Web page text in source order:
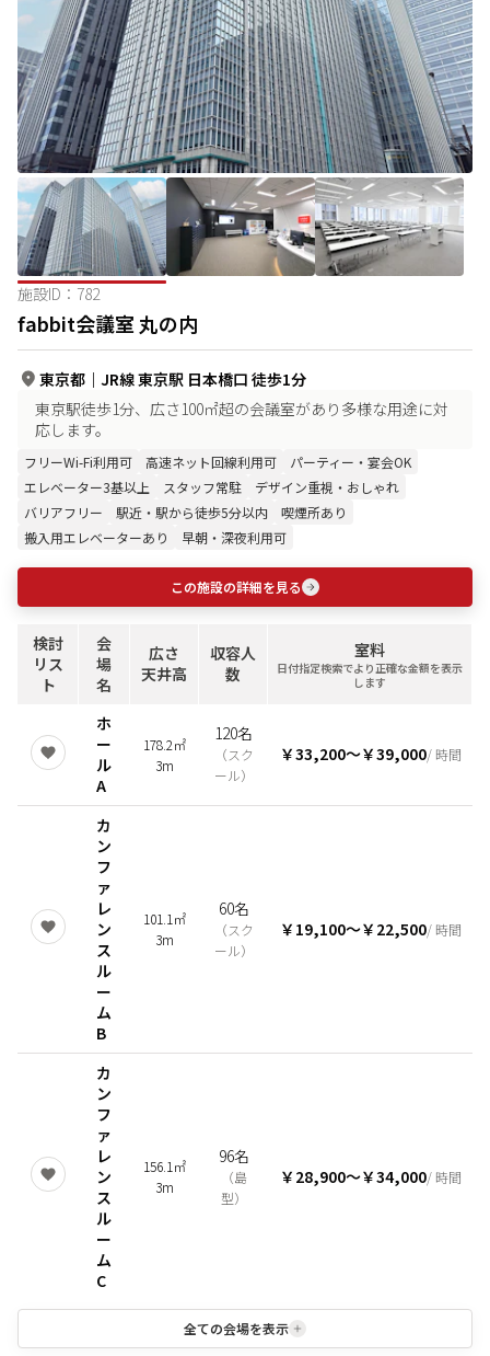
施設ID： 782
fabbit会議室 丸の内
東京都 ｜ JR線 東京駅 日本橋口 徒歩1分
東京駅徒歩1分、広さ100㎡超の会議室があり多様な用途に対
応します。
フリーWi-Fi利用可 高速ネット回線利用可
パーティー・宴会OK
エレベーター3基以上
スタッフ常駐
デザイン重視・おしゃれ
バリアフリー
駅近・駅から徒歩5分以内
喫煙所あり
搬入用エレベーターあり
早朝・深夜利用可
この施設の詳細を見る
検討
リス
ト
会
場
名
広さ
天井高
収容人
数
室料
日付指定検索でより正確な金額を表示
します
ホ
ー
ル
A
178.2㎡
3m
120名
（スク
ール）
￥33,200〜￥39,000/ 時間
カ
ン
フ
ァ
レ
ン
ス
ル
ー
ム
B
101.1㎡
3m
60名
（スク
ール）
￥19,100〜￥22,500/ 時間
カ
ン
フ
ァ
レ
ン
ス
ル
ー
ム
C
156.1㎡
3m
96名
（島
型）
￥28,900〜￥34,000/ 時間
全ての会場を表示